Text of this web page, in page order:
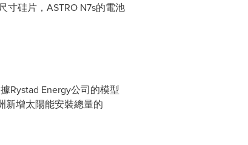
寸硅片，ASTRO N7s的電池
Rystad Energy公司的模型
新增太陽能安裝總量的